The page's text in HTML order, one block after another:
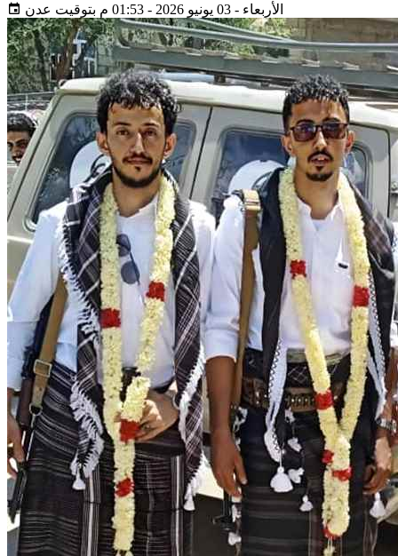
الأربعاء - 03 يونيو 2026 - 01:53 م بتوقيت عدن